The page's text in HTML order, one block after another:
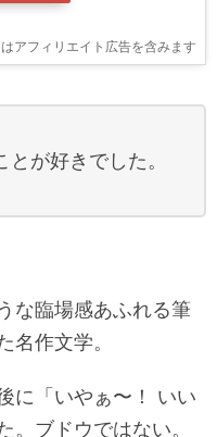
アフィリエイト広告を含みます
が好きでした。
な臨場感あふれる筆
名作文学。
に「いやぁ〜！ いい
。ブドウではない。